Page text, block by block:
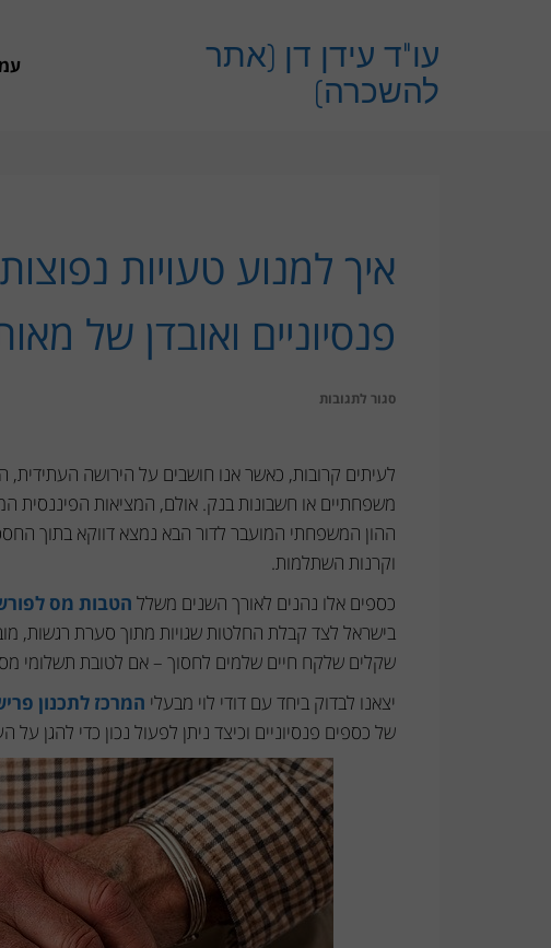
עו"ד עידן דן (אתר
להשכרה)
איך למנוע טעויות
פנסיוניים ואובדן של
סגור לתגובות
טעויות
נפוצות
בירושה
של
כספים
פנסיוניים
של
מאות
אלפי
שקלים?
לעיתים קרובות, כאשר אנו חושבים על הירושה העתידית,
משפחתיים או חשבונות בנק. אולם, המציאות הפיננסית
ההון המשפחתי המועבר לדור הבא נמצא דווקא בתוך
וקרנות השתלמות.
כספים אלו נהנים לאורך השנים משלל הטבות מס
בישראל לצד קבלת החלטות שגויות מתוך סערת רגשות,
שקלים שלקח חיים שלמים לחסוך – אם לטובת תשלומי מס
יצאנו לבדוק ביחד עם דודי לוי מבעלי המרכז לתכנון
של כספים פנסיוניים וכיצד ניתן לפעול נכון כדי להגן על